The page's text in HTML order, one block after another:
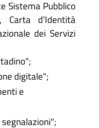
Sistema Pubblico
Carta d’Identità
dei Servizi
digitale";
e